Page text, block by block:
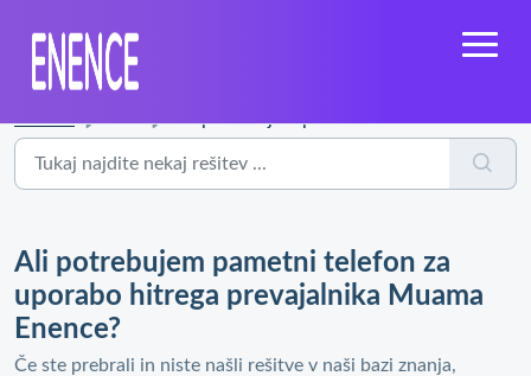
Ali potrebujem pametni telefon za
uporabo hitrega prevajalnika Muama
Enence?
Če ste prebrali in niste našli rešitve v naši bazi znanja,